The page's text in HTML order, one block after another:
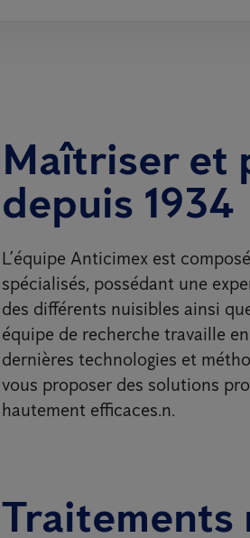
Maîtriser et
depuis 1934
L’équipe Anticimex est
spécialisés, possédant une
des différents nuisibles ainsi
équipe de recherche travaille
dernières technologies et
vous proposer des solutions
hautement efficaces.n.